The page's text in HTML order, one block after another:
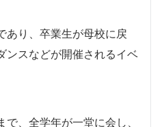
あり、卒業生が母校に戻
ンスなどが開催されるイベ
、全学年が一堂に会し、